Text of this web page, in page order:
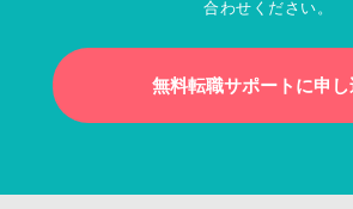
合わせください。
無料転職サポートに申